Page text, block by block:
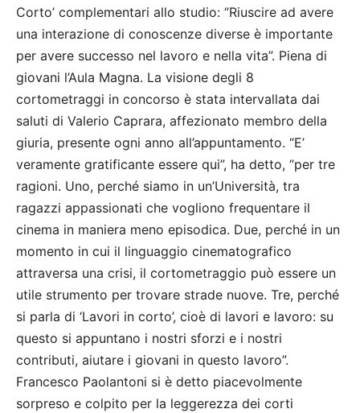
Corto’ complementari allo studio: “Riuscire ad avere
una interazione di conoscenze diverse è importante
per avere successo nel lavoro e nella vita”. Piena di
giovani l’Aula Magna. La visione degli 8
cortometraggi in concorso è stata intervallata dai
saluti di Valerio Caprara, affezionato membro della
giuria, presente ogni anno all’appuntamento. “E’
veramente gratificante essere qui”, ha detto, “per tre
ragioni. Uno, perché siamo in un’Università, tra
ragazzi appassionati che vogliono frequentare il
cinema in maniera meno episodica. Due, perché in un
momento in cui il linguaggio cinematografico
attraversa una crisi, il cortometraggio può essere un
utile strumento per trovare strade nuove. Tre, perché
si parla di ‘Lavori in corto’, cioè di lavori e lavoro: su
questo si appuntano i nostri sforzi e i nostri
contributi, aiutare i giovani in questo lavoro”.
Francesco Paolantoni si è detto piacevolmente
sorpreso e colpito per la leggerezza dei corti